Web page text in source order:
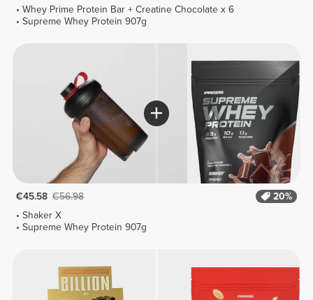
Whey Prime Protein Bar + Creatine Chocolate x 6
Supreme Whey Protein 907g
€45.58 €56.98
20%
Shaker X
Supreme Whey Protein 907g